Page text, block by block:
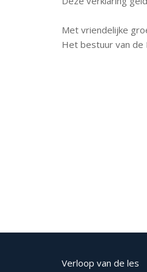
Met vriendelijke
Het bestuur van de
Verloop van de les